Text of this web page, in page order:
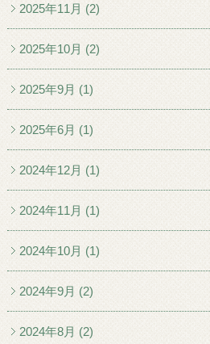
2025年11月 (2)
2025年10月 (2)
2025年9月 (1)
2025年6月 (1)
2024年12月 (1)
2024年11月 (1)
2024年10月 (1)
2024年9月 (2)
2024年8月 (2)